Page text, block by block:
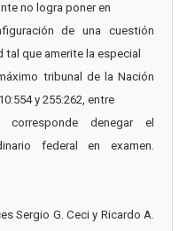
no logra poner en
de una cuestión
tal que amerite la especial
tribunal de la Nación
y 255:262, entre
corresponde denegar el
federal en examen.
Sergio G. Ceci y Ricardo A.